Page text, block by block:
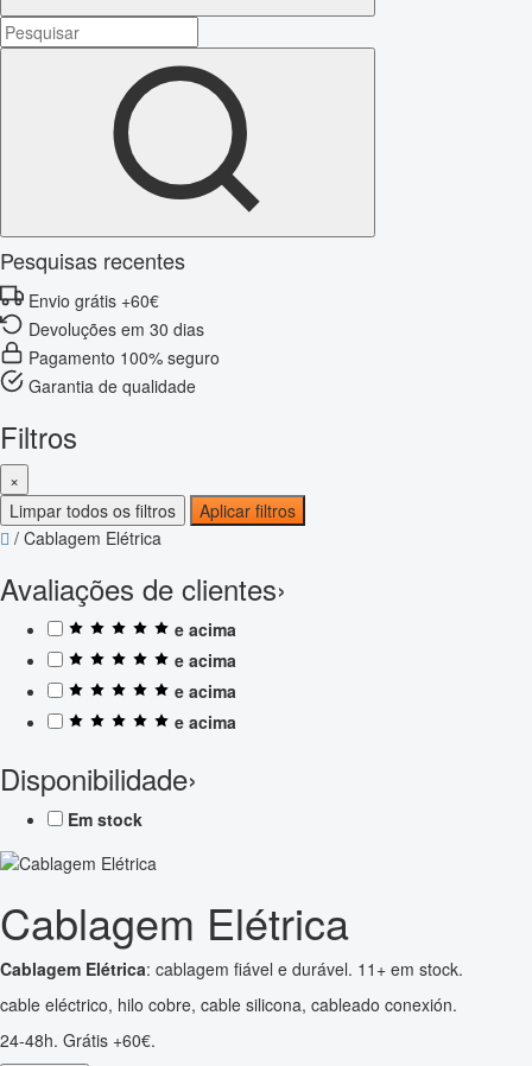
Pesquisas recentes
Envio grátis +60€
Devoluções em 30 dias
Pagamento 100% seguro
Garantia de qualidade
Filtros
×
Limpar todos os filtros
Aplicar filtros
/ Cablagem Elétrica
Avaliações de clientes›
e acima
e acima
e acima
e acima
Disponibilidade›
Em stock
Cablagem Elétrica
Cablagem Elétrica: cablagem fiável e durável. 11+ em stock.
cable eléctrico, hilo cobre, cable silicona, cableado conexión.
24-48h. Grátis +60€.